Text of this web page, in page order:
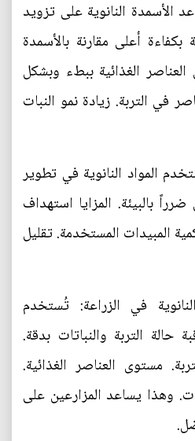
الأسمدة النانوية على تزويد
بكفاءة أعلى مقارنة بالأسمدة
العناصر الغذائية ببطء وبشكل
في التربة. زيادة نمو النبات
المواد النانوية في تطوير
بالبيئة. المزايا استهداف
المبيدات المستخدمة. تقليل
في الزراعة: تُستخدم
حالة التربة والنباتات بدقة.
مستوى العناصر الغذائية.
وهذا يساعد المزارعين على